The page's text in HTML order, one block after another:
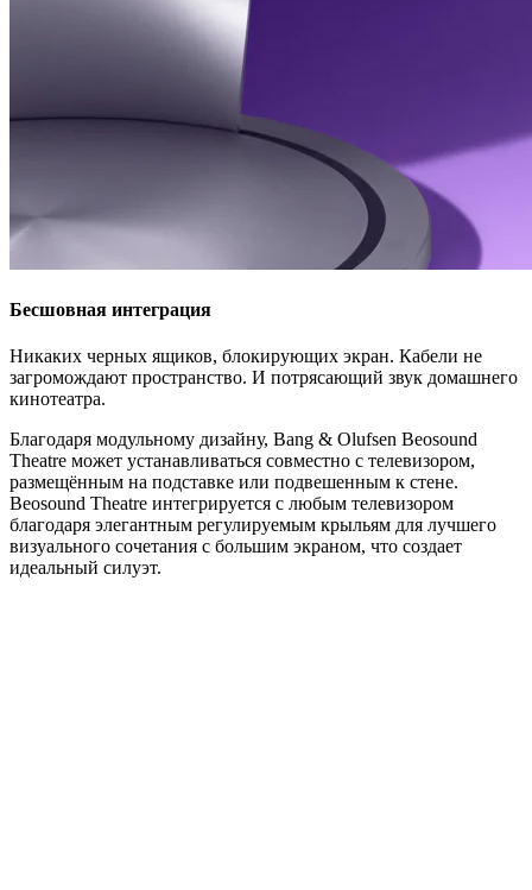
Бесшовная интеграция
Никаких черных ящиков, блокирующих экран. Кабели не
загромождают пространство. И потрясающий звук домашнего
кинотеатра.
Благодаря модульному дизайну, Bang & Olufsen Beosound
Theatre может устанавливаться совместно с телевизором,
размещённым на подставке или подвешенным к стене.
Beosound Theatre интегрируется с любым телевизором
благодаря элегантным регулируемым крыльям для лучшего
визуального сочетания с большим экраном, что создает
идеальный силуэт.